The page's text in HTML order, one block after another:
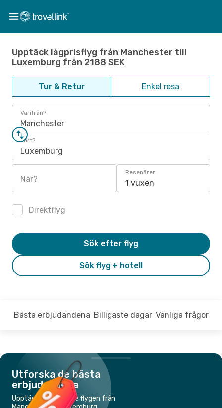
Upptäck lågprisflyg från Manchester till
Luxemburg från 2188 SEK
Tur & Retur Enkel resa
Varifrån?
Manchester
Vart?
Luxemburg
När?
Resenärer
1 vuxen
Direktflyg
Sök flyg + hotell
Sök efter flyg
Bästa erbjudandena Billigaste dagar Vanliga frågor
Utforska de bästa
erbjudandena
Upptäck de billigaste flygen från